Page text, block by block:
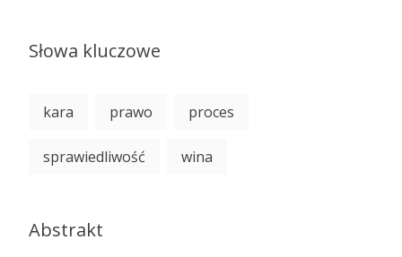
Słowa kluczowe
kara prawo proces
sprawiedliwość wina
Abstrakt